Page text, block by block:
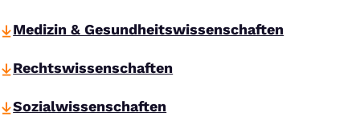
Medizin & Gesundheitswissenschaften
Rechtswissenschaften
Sozialwissenschaften